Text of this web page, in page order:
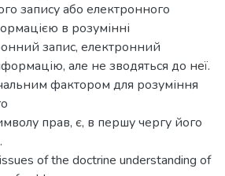
запису або електронного
в розумінні
запис, електронний
але не зводяться до неї.
фактором для розуміння
прав, є, в першу чергу його
of the doctrine understanding of